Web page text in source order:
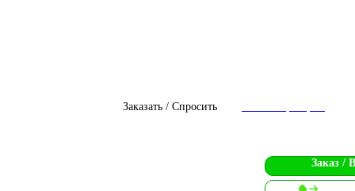
Заказать / Спросить
Заказ /